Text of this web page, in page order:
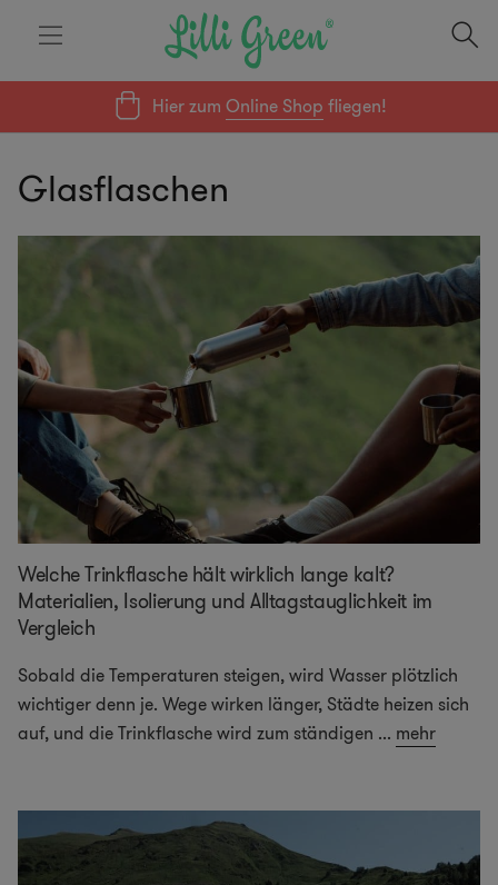
Hier zumOnline Shop fliegen!
Glasflaschen
Welche Trinkflasche hält wirklich lange kalt?
Materialien, Isolierung und Alltagstauglichkeit im
Vergleich
Sobald die Temperaturen steigen, wird Wasser plötzlich
wichtiger denn je. Wege wirken länger, Städte heizen sich
auf, und die Trinkflasche wird zum ständigen ... mehr